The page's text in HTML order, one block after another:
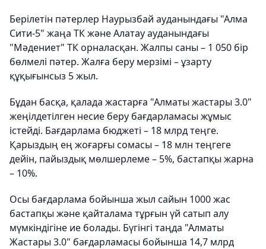
Берілетін пәтерлер Наурызбай ауданындағы "Алма
Сити-5" жаңа ТК және Алатау ауданындағы
"Мәдениет" ТК орналасқан. Жалпы саны – 1 050 бір
бөлмелі пәтер. Жалға беру мерзімі – ұзарту
құқығынсыз 5 жыл.
Бұдан басқа, қалада жастарға "Алматы жастары 3.0"
жеңілдетілген несие беру бағдарламасы жұмыс
істейді. Бағдарлама бюджеті – 18 млрд теңге.
Қарыздың ең жоғарғы сомасы – 18 млн теңгеге
дейін, пайыздық мөлшерлеме – 5%, бастапқы жарна
– 10%.
Осы бағдарлама бойынша жыл сайын 1000 жас
бастапқы және қайталама тұрғын үй сатып алу
мүмкіндігіне ие болады. Бүгінгі таңда "Алматы
Жастары 3.0" бағдарламасы бойынша 14,7 млрд